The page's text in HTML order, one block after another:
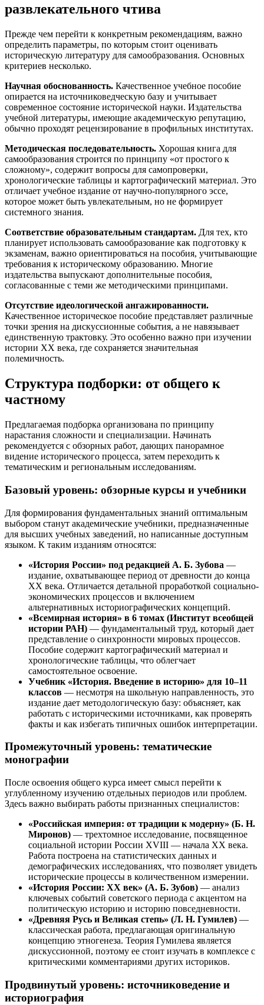
развлекательного чтива
Прежде чем перейти к конкретным рекомендациям, важно
определить параметры, по которым стоит оценивать
историческую литературу для самообразования. Основных
критериев несколько.
Научная обоснованность. Качественное учебное пособие
опирается на источниковедческую базу и учитывает
современное состояние исторической науки. Издательства
учебной литературы, имеющие академическую репутацию,
обычно проходят рецензирование в профильных институтах.
Методическая последовательность. Хорошая книга для
самообразования строится по принципу «от простого к
сложному», содержит вопросы для самопроверки,
хронологические таблицы и картографический материал. Это
отличает учебное издание от научно-популярного эссе,
которое может быть увлекательным, но не формирует
системного знания.
Соответствие образовательным стандартам. Для тех, кто
планирует использовать самообразование как подготовку к
экзаменам, важно ориентироваться на пособия, учитывающие
требования к историческому образованию. Многие
издательства выпускают дополнительные пособия,
согласованные с теми же методическими принципами.
Отсутствие идеологической ангажированности.
Качественное историческое пособие представляет различные
точки зрения на дискуссионные события, а не навязывает
единственную трактовку. Это особенно важно при изучении
истории XX века, где сохраняется значительная
полемичность.
Структура подборки: от общего к
частному
Предлагаемая подборка организована по принципу
нарастания сложности и специализации. Начинать
рекомендуется с обзорных работ, дающих панорамное
видение исторического процесса, затем переходить к
тематическим и региональным исследованиям.
Базовый уровень: обзорные курсы и учебники
Для формирования фундаментальных знаний оптимальным
выбором станут академические учебники, предназначенные
для высших учебных заведений, но написанные доступным
языком. К таким изданиям относятся:
«История России» под редакцией А. Б. Зубова —
издание, охватывающее период от древности до конца
XX века. Отличается детальной проработкой социально-
экономических процессов и включением
альтернативных историографических концепций.
«Всемирная история» в 6 томах (Институт всеобщей
истории РАН) — фундаментальный труд, который дает
представление о синхронности мировых процессов.
Пособие содержит картографический материал и
хронологические таблицы, что облегчает
самостоятельное освоение.
Учебник «История. Введение в историю» для 10–11
классов — несмотря на школьную направленность, это
издание дает методологическую базу: объясняет, как
работать с историческими источниками, как проверять
факты и как избегать типичных ошибок интерпретации.
Промежуточный уровень: тематические
монографии
После освоения общего курса имеет смысл перейти к
углубленному изучению отдельных периодов или проблем.
Здесь важно выбирать работы признанных специалистов:
«Российская империя: от традиции к модерну» (Б. Н.
Миронов) — трехтомное исследование, посвященное
социальной истории России XVIII — начала XX века.
Работа построена на статистических данных и
демографических исследованиях, что позволяет увидеть
исторические процессы в количественном измерении.
«История России: XX век» (А. Б. Зубов) — анализ
ключевых событий советского периода с акцентом на
политическую историю и историю повседневности.
«Древняя Русь и Великая степь» (Л. Н. Гумилев) —
классическая работа, предлагающая оригинальную
концепцию этногенеза. Теория Гумилева является
дискуссионной, поэтому ее стоит изучать в комплексе с
критическими комментариями других историков.
Продвинутый уровень: источниковедение и
историография